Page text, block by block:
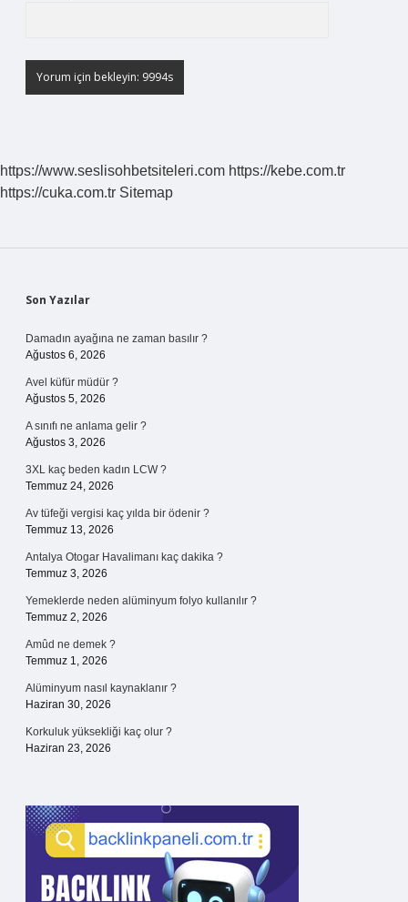
https://www.seslisohbetsiteleri.com https://kebe.com.tr
https://cuka.com.tr Sitemap
Sidebar
Son Yazılar
Damadın ayağına ne zaman basılır ?
Ağustos 6, 2026
Avel küfür müdür ?
Ağustos 5, 2026
A sınıfı ne anlama gelir ?
Ağustos 3, 2026
3XL kaç beden kadın LCW ?
Temmuz 24, 2026
Av tüfeği vergisi kaç yılda bir ödenir ?
Temmuz 13, 2026
Antalya Otogar Havalimanı kaç dakika ?
Temmuz 3, 2026
Yemeklerde neden alüminyum folyo kullanılır ?
Temmuz 2, 2026
Amûd ne demek ?
Temmuz 1, 2026
Alüminyum nasıl kaynaklanır ?
Haziran 30, 2026
Korkuluk yüksekliği kaç olur ?
Haziran 23, 2026